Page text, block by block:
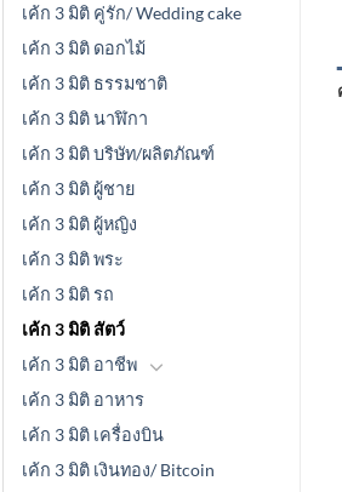
เค้ก 3 มิติ คู่รัก/ Wedding cake
เค้ก 3 มิติ ดอกไม้
เค้ก 3 มิติ ธรรมชาติ
เค้ก 3 มิติ นาฬิกา
เค้ก 3 มิติ บริษัท/ผลิตภัณฑ์
เค้ก 3 มิติ ผู้ชาย
เค้ก 3 มิติ ผู้หญิง
เค้ก 3 มิติ พระ
เค้ก 3 มิติ รถ
เค้ก 3 มิติ สัตว์
เค้ก 3 มิติ อาชีพ
เค้ก 3 มิติ อาหาร
เค้ก 3 มิติ เครื่องบิน
เค้ก 3 มิติ เงินทอง/ Bitcoin